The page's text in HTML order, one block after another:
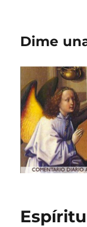
Dime